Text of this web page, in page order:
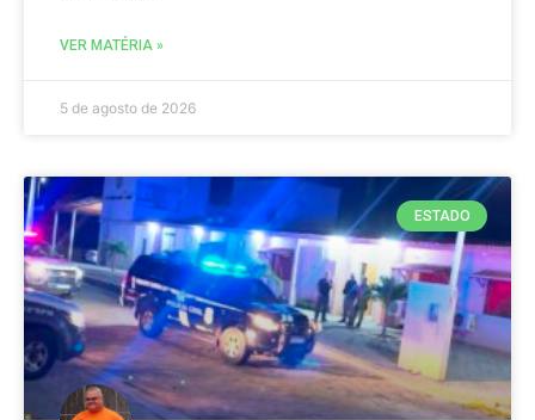
VER MATÉRIA »
5 de agosto de 2026
ESTADO